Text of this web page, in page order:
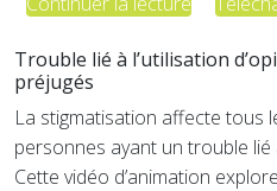
Trouble lié à l’utilisation
préjugés
La stigmatisation affecte tous
personnes ayant un trouble lié
Cette vidéo d’animation